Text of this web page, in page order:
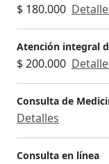
$ 180.000
Atención integral
$ 200.000
Consulta de
Detalles
Consulta en línea